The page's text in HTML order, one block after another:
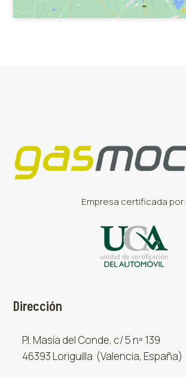
Empresa certificada por:
Dirección
P.I. Masía del Conde, c/ 5 nº 139
46393 Loriguilla (Valencia, España)